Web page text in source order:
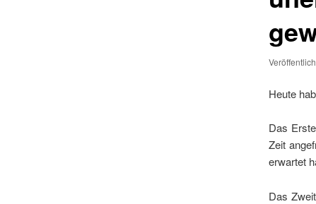
Heute
Das
Zeit
erwartet
Das